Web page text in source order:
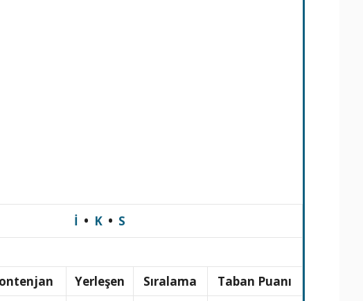
İ • K • S
Yerleşen Sıralama Taban Puanı